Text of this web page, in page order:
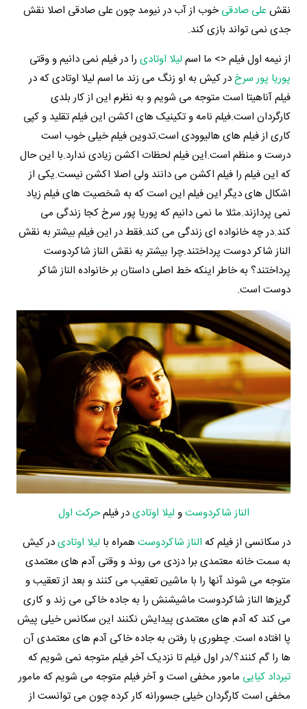
نقشعلی صادقیخوب از آب در نیومد چون علی صادقی اصلا نقش
جدی نمی تواند بازی کند.
از نیمه اول فیلم <> ما اسم لیلا اوتادی را در فیلم نمی دانیم و وقتی
پوریا پور سرخدر کیش به او زنگ می زند ما اسم لیلا اوتادی که در
فیلم آناهیتا است متوجه می شویم و به نظرم این از کار بلدی
کارگردان است.فیلم نامه و تکینیک های اکشن این فیلم تقلید و کپی
کاری از فیلم های هالیوودی است.تدوین فیلم خیلی خوب است
درست و منظم است.این فیلم لحظات اکشن زیادی ندارد.با این حال
که این فیلم را فیلم اکشن می دانند ولی اصلا اکشن نیست.یکی از
اشکال های دیگر این فیلم این است که به شخصیت های فیلم زیاد
نمی پردازند.مثلا ما نمی دانیم که پوریا پور سرخ کجا زندگی می
کند.در چه خانواده ای زندگی می کند.فقط در این فیلم بیشتر به نقش
الناز شاکر دوست پرداختند.چرا بیشتر به نقش الناز شاکردوست
پرداختند؟ به خاطر اینکه خط اصلی داستان بر خانواده الناز شاکر
دوست است.
الناز شاکردوستو لیلا اوتادیدر فیلمحرکت اول
در سکانسی از فیلم که الناز شاکردوست همراه با لیلا اوتادیدر کیش
به سمت خانه معتمدی برا دزدی می روند و وقتی آدم های معتمدی
متوجه می شوند آنها را با ماشین تعقیب می کنند و بعد از تعقیب و
گریزها الناز شاکردوست ماشیشنش را به جاده خاکی می زند و کاری
می کند که آدم های معتمدی پیدایش نکنند این سکانس خیلی پیش
پا افتاده است. چطوری با رفتن به جاده خاکی آدم های معتمدی آن
ها را گم کنند؟/در اول فیلم تا نزدیک آخر فیلم متوجه نمی شویم که
تیرداد کیایی مامور مخفی است و آخر فیلم متوجه می شویم که مامور
مخفی است کارگردان خیلی جسورانه کار کرده چون می توانست از